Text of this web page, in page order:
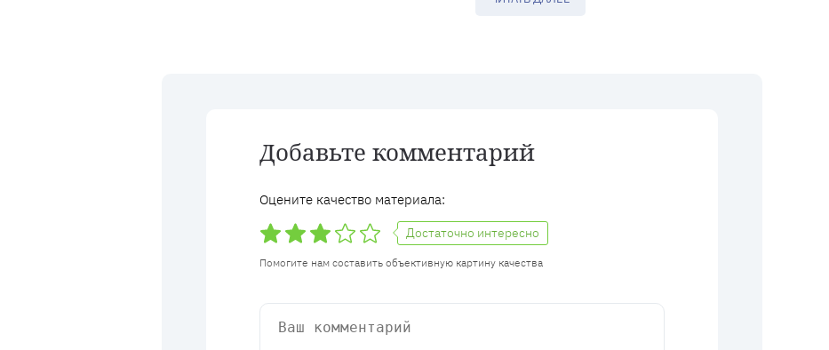
Добавьте комментарий
Оцените качество материала:
Достаточно интересно
Помогите нам составить объективную картину качества